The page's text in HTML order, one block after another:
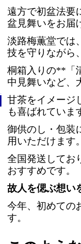
遠方で初盆法要
盆見舞いをお届
淡路梅薫堂では
技を守りながら
桐箱入りの**
中見舞いなど、
甘茶をイメージ
も喜ばれていま
御供のし・包装
用いただけます
全国発送してお
おすすめです。
故人を偲ぶ想い
今年、初めての
す。